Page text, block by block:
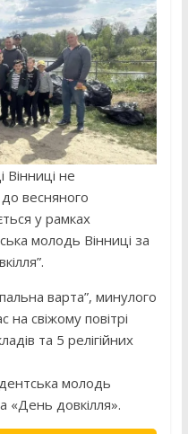
не
весняного
у рамках
молодь Вінниці за
варта”, минулого
свіжому повітрі
та 5 релігійних